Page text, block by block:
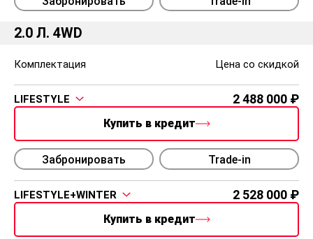
2.0 Л. 4WD
Комплектация Цена со скидкой
LIFESTYLE 2 488 000
Купить в кредит
Забронировать Trade-in
LIFESTYLE+WINTER 2 528 000
Купить в кредит